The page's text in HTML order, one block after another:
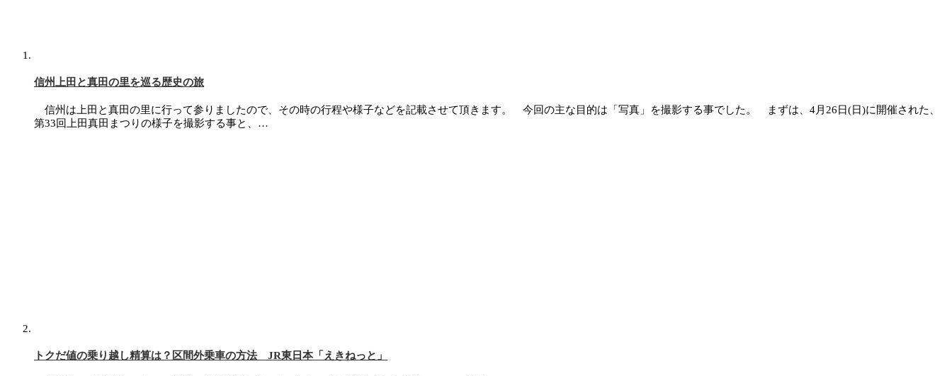
信州上田と真田の里を巡る歴史の旅
信州は上田と真田の里に行って参りましたので、その時の行程や様子などを記載させて頂きます。 今回の主な目的は「写真」を撮影する事でした。 まずは、4月26日(日)に開催された、
第33回上田真田まつりの様子を撮影する事と、…
トクだ値の乗り越し精算は？区間外乗車の方法 JR東日本「えきねっと」